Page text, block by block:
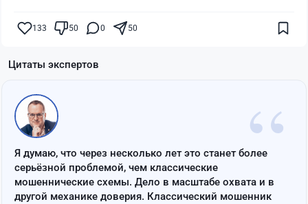
133 50 0 50
Цитаты экспертов
“
Я думаю, что через несколько лет это станет более
серьёзной проблемой, чем классические
мошеннические схемы. Дело в масштабе охвата и в
другой механике доверия. Классический мошенник